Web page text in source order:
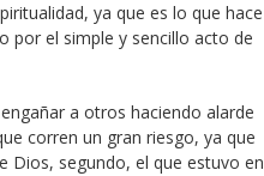
ya que es lo que hace
por el simple y sencillo acto de
a otros haciendo alarde
corren un gran riesgo, ya que
Dios, segundo, el que estuvo en